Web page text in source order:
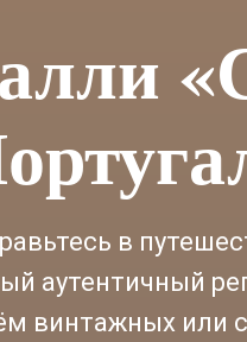
в
аутентичный
винтажных или